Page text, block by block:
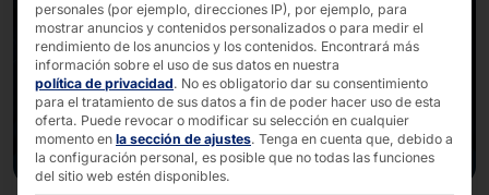
personales (por ejemplo, direcciones IP), por ejemplo, para
mostrar anuncios y contenidos personalizados o para medir el
rendimiento de los anuncios y los contenidos. Encontrará más
información sobre el uso de sus datos en nuestra
política de privacidad. No es obligatorio dar su consentimiento
para el tratamiento de sus datos a fin de poder hacer uso de esta
oferta. Puede revocar o modificar su selección en cualquier
momento en la sección de ajustes. Tenga en cuenta que, debido a
la configuración personal, es posible que no todas las funciones
del sitio web estén disponibles.